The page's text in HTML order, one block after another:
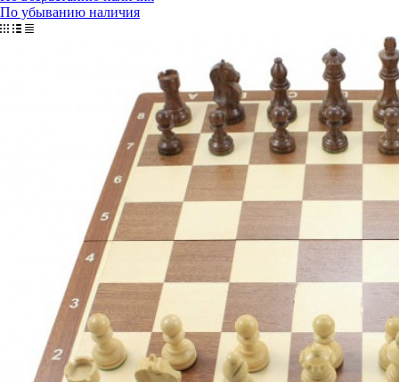
По убыванию наличия